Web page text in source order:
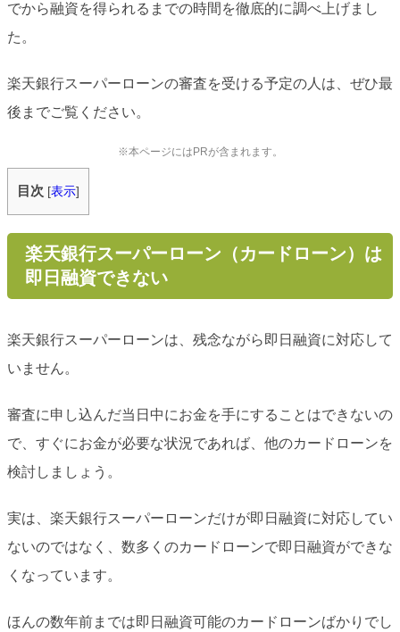
でから融資を得られるまでの時間を徹底的に調べ上げまし
た。
楽天銀行スーパーローンの審査を受ける予定の人は、ぜひ最
後までご覧ください。
※本ページにはPRが含まれます。
目次 [表示]
楽天銀行スーパーローン（カードローン）は
即日融資できない
楽天銀行スーパーローンは、残念ながら即日融資に対応して
いません。
審査に申し込んだ当日中にお金を手にすることはできないの
で、すぐにお金が必要な状況であれば、他のカードローンを
検討しましょう。
実は、楽天銀行スーパーローンだけが即日融資に対応してい
ないのではなく、数多くのカードローンで即日融資ができな
くなっています。
ほんの数年前までは即日融資可能のカードローンばかりでし